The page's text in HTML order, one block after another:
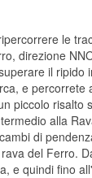
le
direzione
il ripido
e percorrete
piccolo risalto
alla
di
del Ferro.
e quindi fino